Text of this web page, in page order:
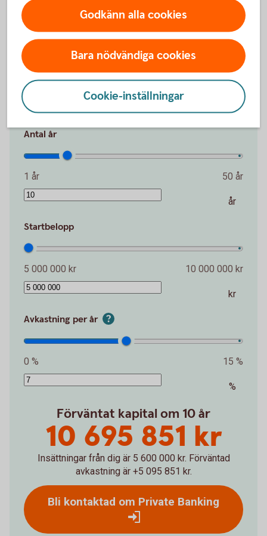
möjlighet att växa.
Belopp per månad
1 000 kr 100 000 kr
kr
Antal år
1 år 50 år
år
Startbelopp
5 000 000 kr 10 000 000 kr
kr
Avkastning per år
0 % 15 %
%
Förväntat kapital om 10 år
10 695 851 kr
Insättningar från dig är 5 600 000 kr. Förväntad
avkastning är +5 095 851 kr.
Bli kontaktad om Private Banking
Godkänn alla cookies
Bara nödvändiga cookies
Cookie-inställningar